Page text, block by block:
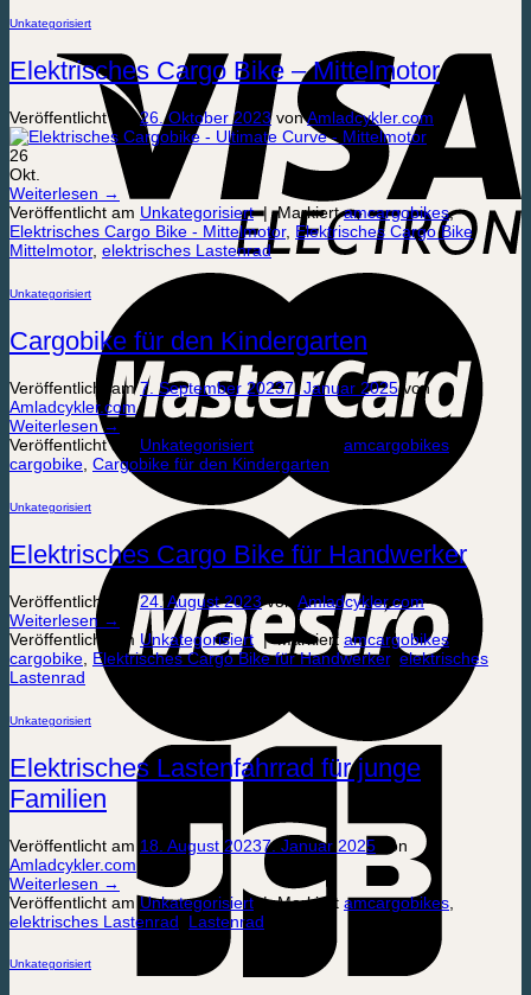
Unkategorisiert
Elektrisches Cargo Bike – Mittelmotor
Veröffentlicht am26. Oktober 2023 vonAmladcykler.com
26
Okt.
Weiterlesen →
Veröffentlicht am Unkategorisiert | Markiertamcargobikes,
Elektrisches Cargo Bike - Mittelmotor, Elektrisches Cargo Bike
Mittelmotor, elektrisches Lastenrad
Unkategorisiert
Cargobike für den Kindergarten
Veröffentlicht am7. September 20237. Januar 2025 von
Amladcykler.com
Weiterlesen→
Veröffentlicht am Unkategorisiert amcargobikes
cargobike Cargobike für den Kindergarten
Unkategorisiert
Elektrisches Cargo Bike für Handwerker
Veröffentlicht am24. August 2023 von Amladcykler.com
Weiterlesen →
Veröffentlicht am Unkategorisiert | Markiert amcargobikes
cargobike Elektrisches Cargo Bike für Handwerker, elektrisches
Lastenrad
Unkategorisiert
Elektrisches Lastenfahrrad für junge
Familien
Veröffentlicht am 18. August 20237. Januar 2025
von
Amladcykler.com
Weiterlesen →
Veröffentlicht am Unkategorisiert | Markiert amcargobikes
elektrisches Lastenrad
Lastenrad
Unkategorisiert